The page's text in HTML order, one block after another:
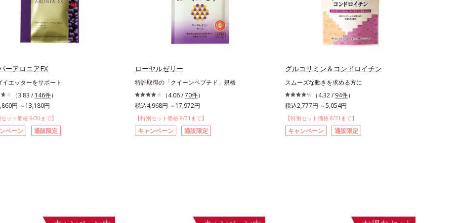
ーアロニアEX
イエッターをサポート
（3.83 / 146件）
円 ～13,180円
セット価格 9/30まで】
ペーン 通販限定
ローヤルゼリー
特許取得の「クイーンペプチド」規格
（4.06 /70件）
税込4,968円 ～17,972円
【特別セット価格 8/31まで】
キャンペーン 通販限定
グルコサミン＆コンドロイチン
スムーズな動きを求める方に
（4.32 / 94件）
税込2,777円 ～5,054円
【特別セット価格 8/31まで】
キャンペーン 通販限定